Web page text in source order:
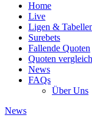
Home
Live
Ligen &
Surebets
Fallende Quoten
Quoten vergleich
News
FAQs
Über Uns
News